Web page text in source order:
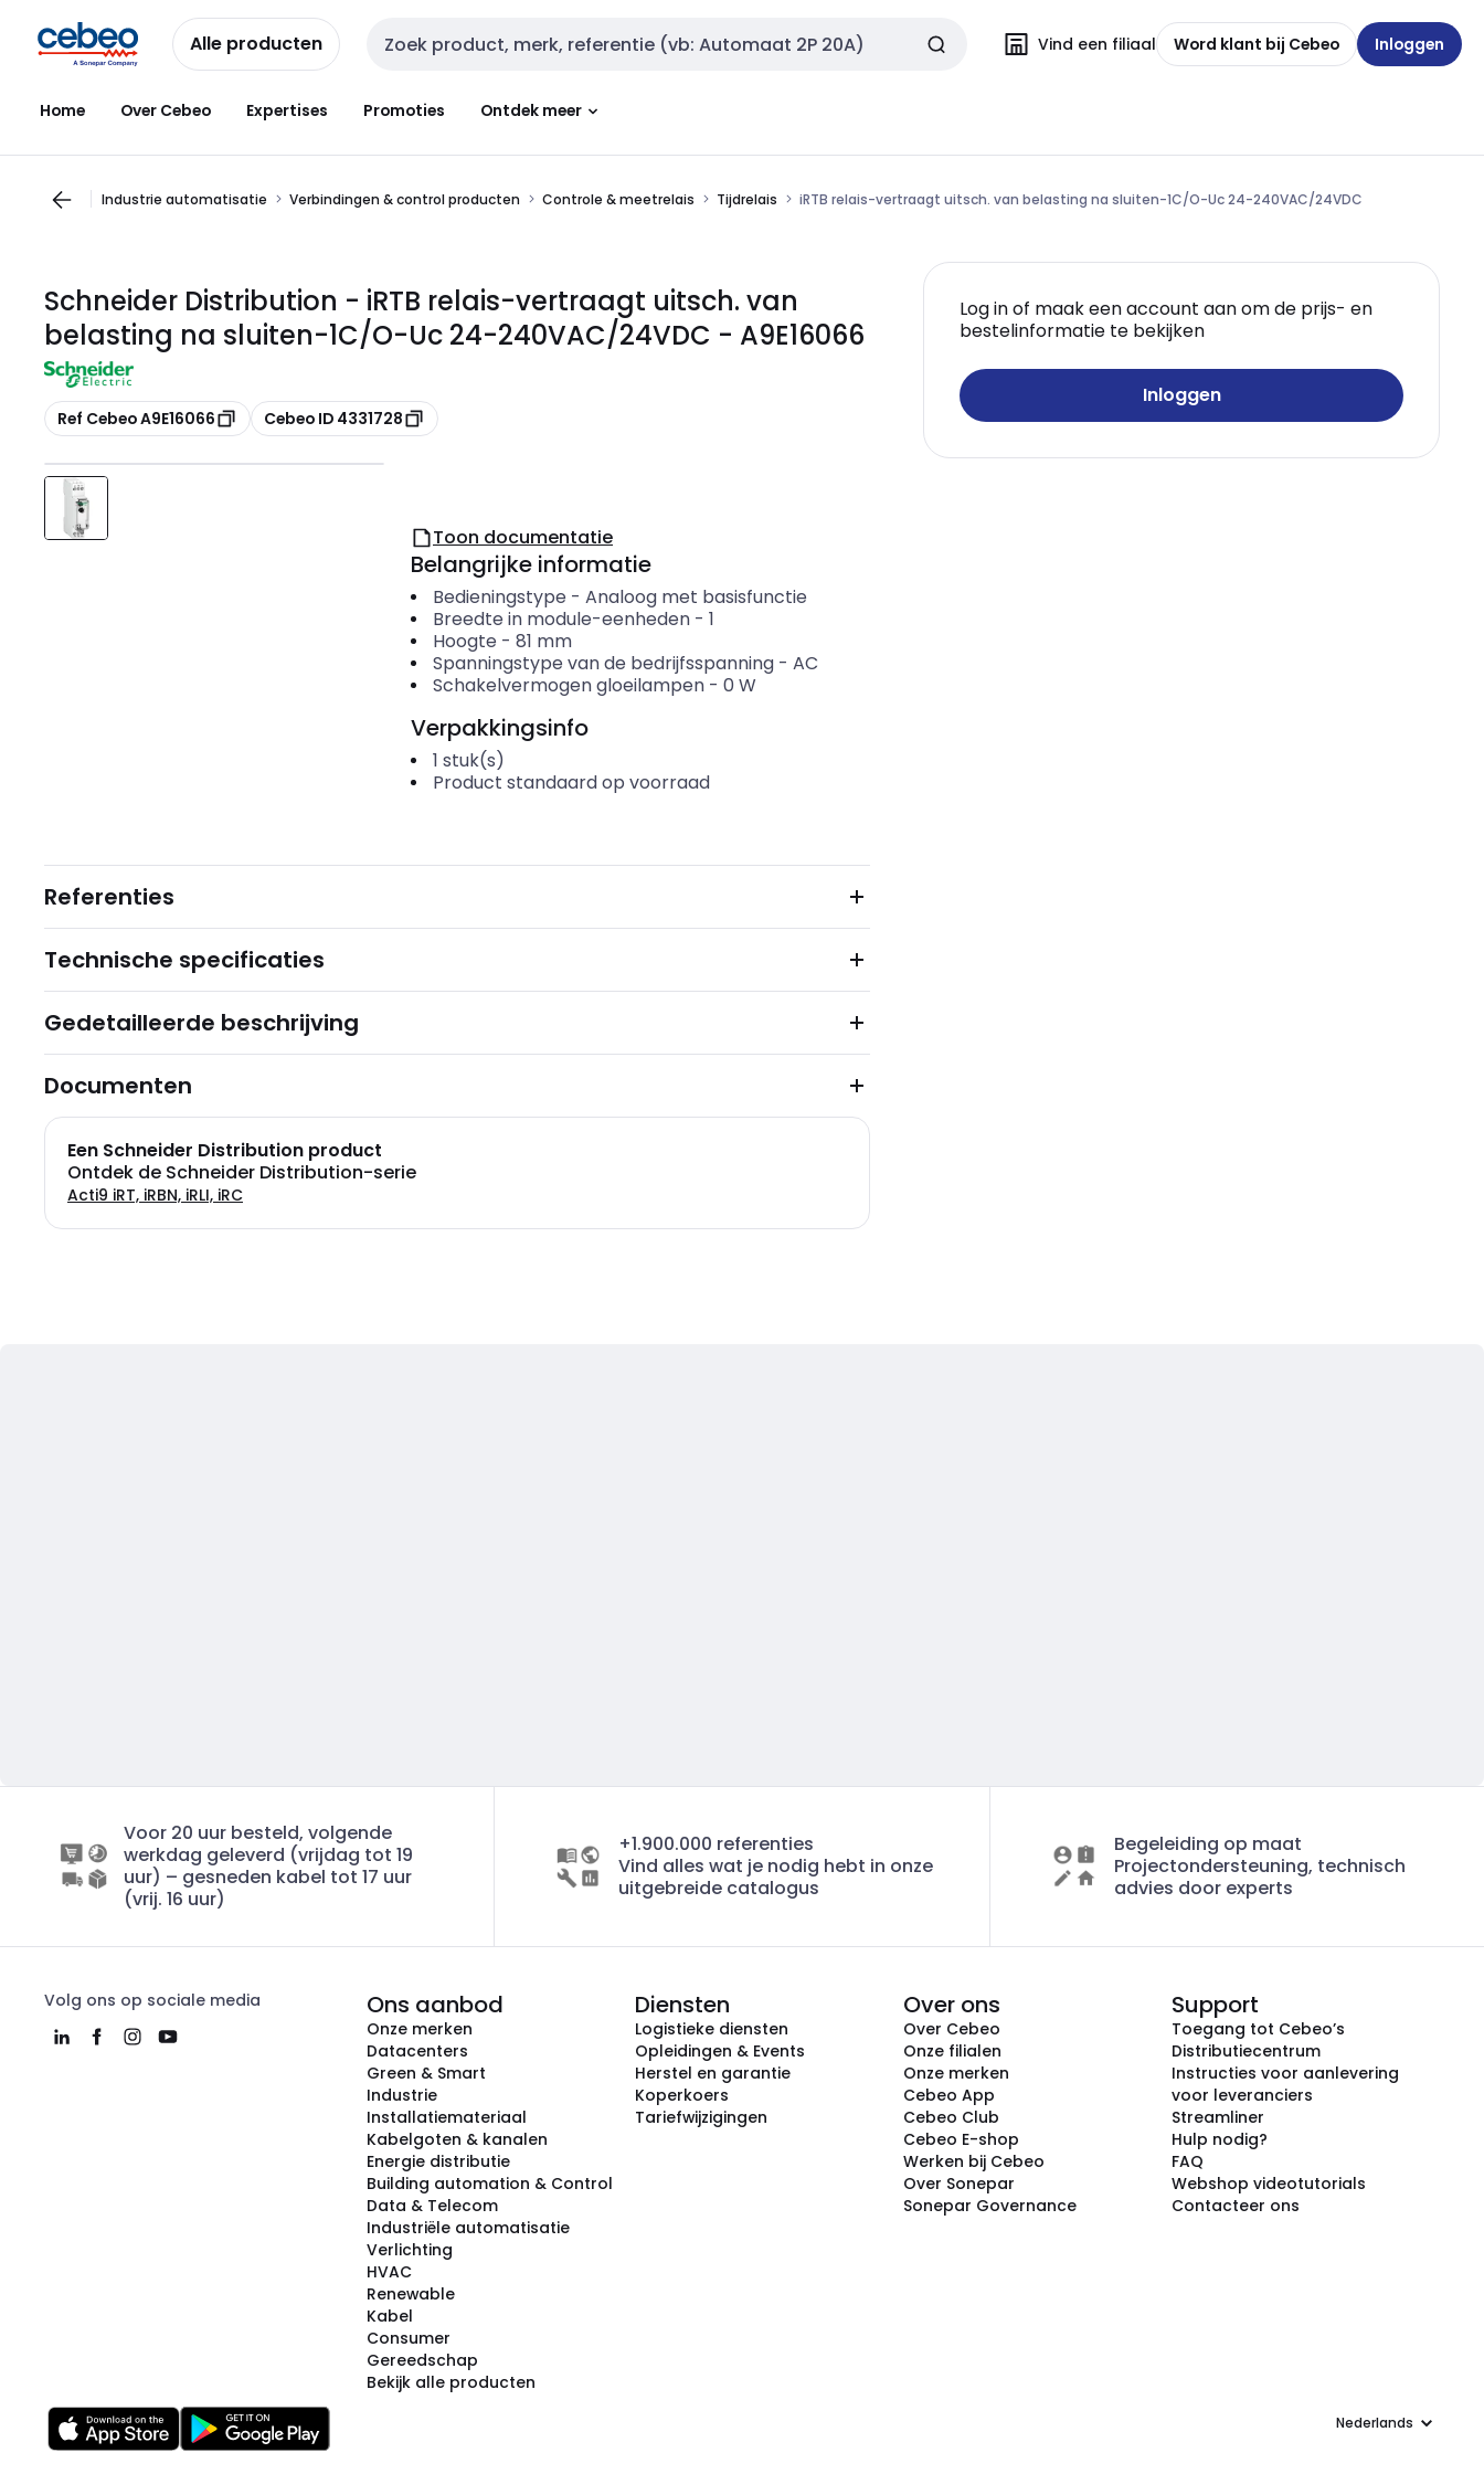
naar
navigatie
naar
inhoud
Alle producten Zoekveld invoer Vind een filiaal Word klant bij Cebeo Inloggen
Home Over Cebeo Expertises Promoties Ontdek meer
Industrie automatisatie Verbindingen & control producten Controle & meetrelais Tijdrelais iRTB relais-vertraagt uitsch. van belasting na sluiten-1C/O-Uc 24-240VAC/24VDC
Schneider Distribution - iRTB relais-vertraagt uitsch. van
belasting na sluiten-1C/O-Uc 24-240VAC/24VDC - A9E16066
Kopiëren
Ref Cebeo A9E16066 Kopiëren
Cebeo ID 4331728
Log in of maak een account aan om de prijs- en
bestelinformatie te bekijken
Inloggen
Toon documentatie
Belangrijke informatie
Bedieningstype - Analoog met basisfunctie
Breedte in module-eenheden- 1
Hoogte - 81 mm
Spanningstype van de bedrijfsspanning- AC
Schakelvermogen gloeilampen- 0 W
Verpakkingsinfo
1 stuk(s)
Product standaard op voorraad
Referenties
Technische specificaties
Gedetailleerde beschrijving
Documenten
Een Schneider Distribution product
Ontdek de Schneider Distribution-serie
Acti9 iRT, iRBN, iRLI, iRC
Voor 20 uur besteld, volgende
werkdag geleverd (vrijdag tot 19
uur) – gesneden kabel tot 17 uur
(vrij. 16 uur)
+1.900.000 referenties
Vind alles wat je nodig hebt in onze
uitgebreide catalogus
Begeleiding op maat
Projectondersteuning, technisch
advies door experts
Volg ons op sociale media Ons aanbod
Onze merken
Datacenters
Green & Smart
Industrie
Installatiemateriaal
Kabelgoten & kanalen
Energie distributie
Building automation & Control
Data & Telecom
Industriële automatisatie
Verlichting
HVAC
Renewable
Kabel
Consumer
Gereedschap
Bekijk alle producten
Diensten
Logistieke diensten
Opleidingen & Events
Herstel en garantie
Koperkoers
Tariefwijzigingen
Over ons
Over Cebeo
Onze filialen
Onze merken
Cebeo App
Cebeo Club
Cebeo E-shop
Werken bij Cebeo
Over Sonepar
Sonepar Governance
Support
Toegang tot Cebeo’s
Distributiecentrum
Instructies voor aanlevering
voor leveranciers
Streamliner
Hulp nodig?
FAQ
Webshop videotutorials
Contacteer ons
Taal